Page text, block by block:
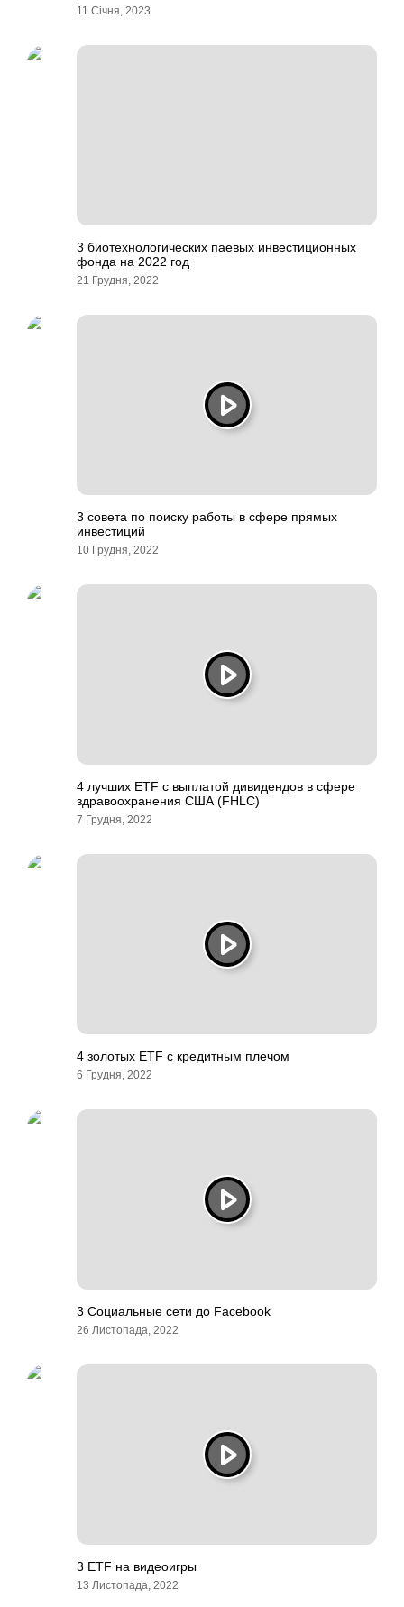
11 Січня, 2023
3 биотехнологических паевых инвестиционных
фонда на 2022 год
21 Грудня, 2022
3 совета по поиску работы в сфере прямых
инвестиций
10 Грудня, 2022
4 лучших ETF с выплатой дивидендов в сфере
здравоохранения США (FHLC)
7 Грудня, 2022
4 золотых ETF с кредитным плечом
6 Грудня, 2022
3 Социальные сети до Facebook
26 Листопада, 2022
3 ETF на видеоигры
13 Листопада, 2022